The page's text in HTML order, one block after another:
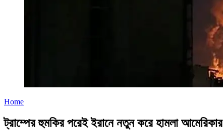
Home
ট্রাম্পের হুমকির পরেই ইরানে নতুন করে হামলা আমেরিকার